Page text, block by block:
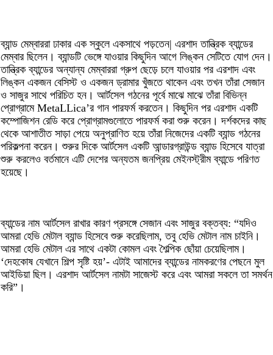
ব্যান্ড মেম্বাররা ঢাকার এক স্কুলে একসাথে পড়তেন| এরশাদ তান্ত্রিক ব্যান্ডের
মেম্বার ছিলেন। ব্যান্ডটি ভেঙ্গে যাওয়ার কিছুদিন আগে লিঙ্কন সেটিতে যোগ দেন।
তান্ত্রিক ব্যান্ডের অন্যান্য মেম্বাররা গ্রুপ ছেড়ে চলে যাওয়ার পর এরশাদ এবং
লিঙ্কন একজন বেসিস্ট ও একজন ড্রামার খুঁজতে থাকেন এবং তখন তাঁরা সেজান
ও সাজুর সাথে পরিচিত হন। আর্টসেল গঠনের পূর্বে মাঝে মাঝে তাঁরা বিভিন্ন
প্রোগ্রামে MetaLLica’র গান পারফর্ম করতেন। কিছুদিন পর এরশাদ একটি
কম্পোজিশন রেডি করে প্রোগ্রামগুলোতে পারফর্ম করা শুরু করেন। দর্শকদের কাছ
থেকে আশাতীত সাড়া পেয়ে অনুপ্রাণিত হয়ে তাঁরা নিজেদের একটি ব্যান্ড গঠনের
পরিকল্পনা করেন। শুরুর দিকে আর্টসেল একটি আন্ডারগ্রাউন্ড ব্যান্ড হিসেবে যাত্রা
শুরু করলেও বর্তমানে এটি দেশের অন্যতম জনপ্রিয় মেইনস্ট্রীম ব্যান্ডে পরিণত
হয়েছে।
ব্যান্ডের নাম আর্টসেল রাখার কারণ প্রসঙ্গে সেজান এবং সাজুর বক্তব্য: “যদিও
আমরা হেভি মেটাল ব্যান্ড হিসেবে শুরু করেছিলাম, তবু হেভি মেটাল নাম চাইনি।
আমরা হেভি মেটাল এর সাথে একটা কোমল এবং শৈল্পিক ছোঁয়া চেয়েছিলাম।
‘দেহকোষ যেখানে শিল্প সৃষ্টি হয়’- এটাই আমাদের ব্যান্ডের নামকরণের পেছনে মুল
আইডিয়া ছিল। এরশাদ আর্টসেল নামটা সাজেস্ট করে এবং আমরা সকলে তা সমর্থন
করি”।